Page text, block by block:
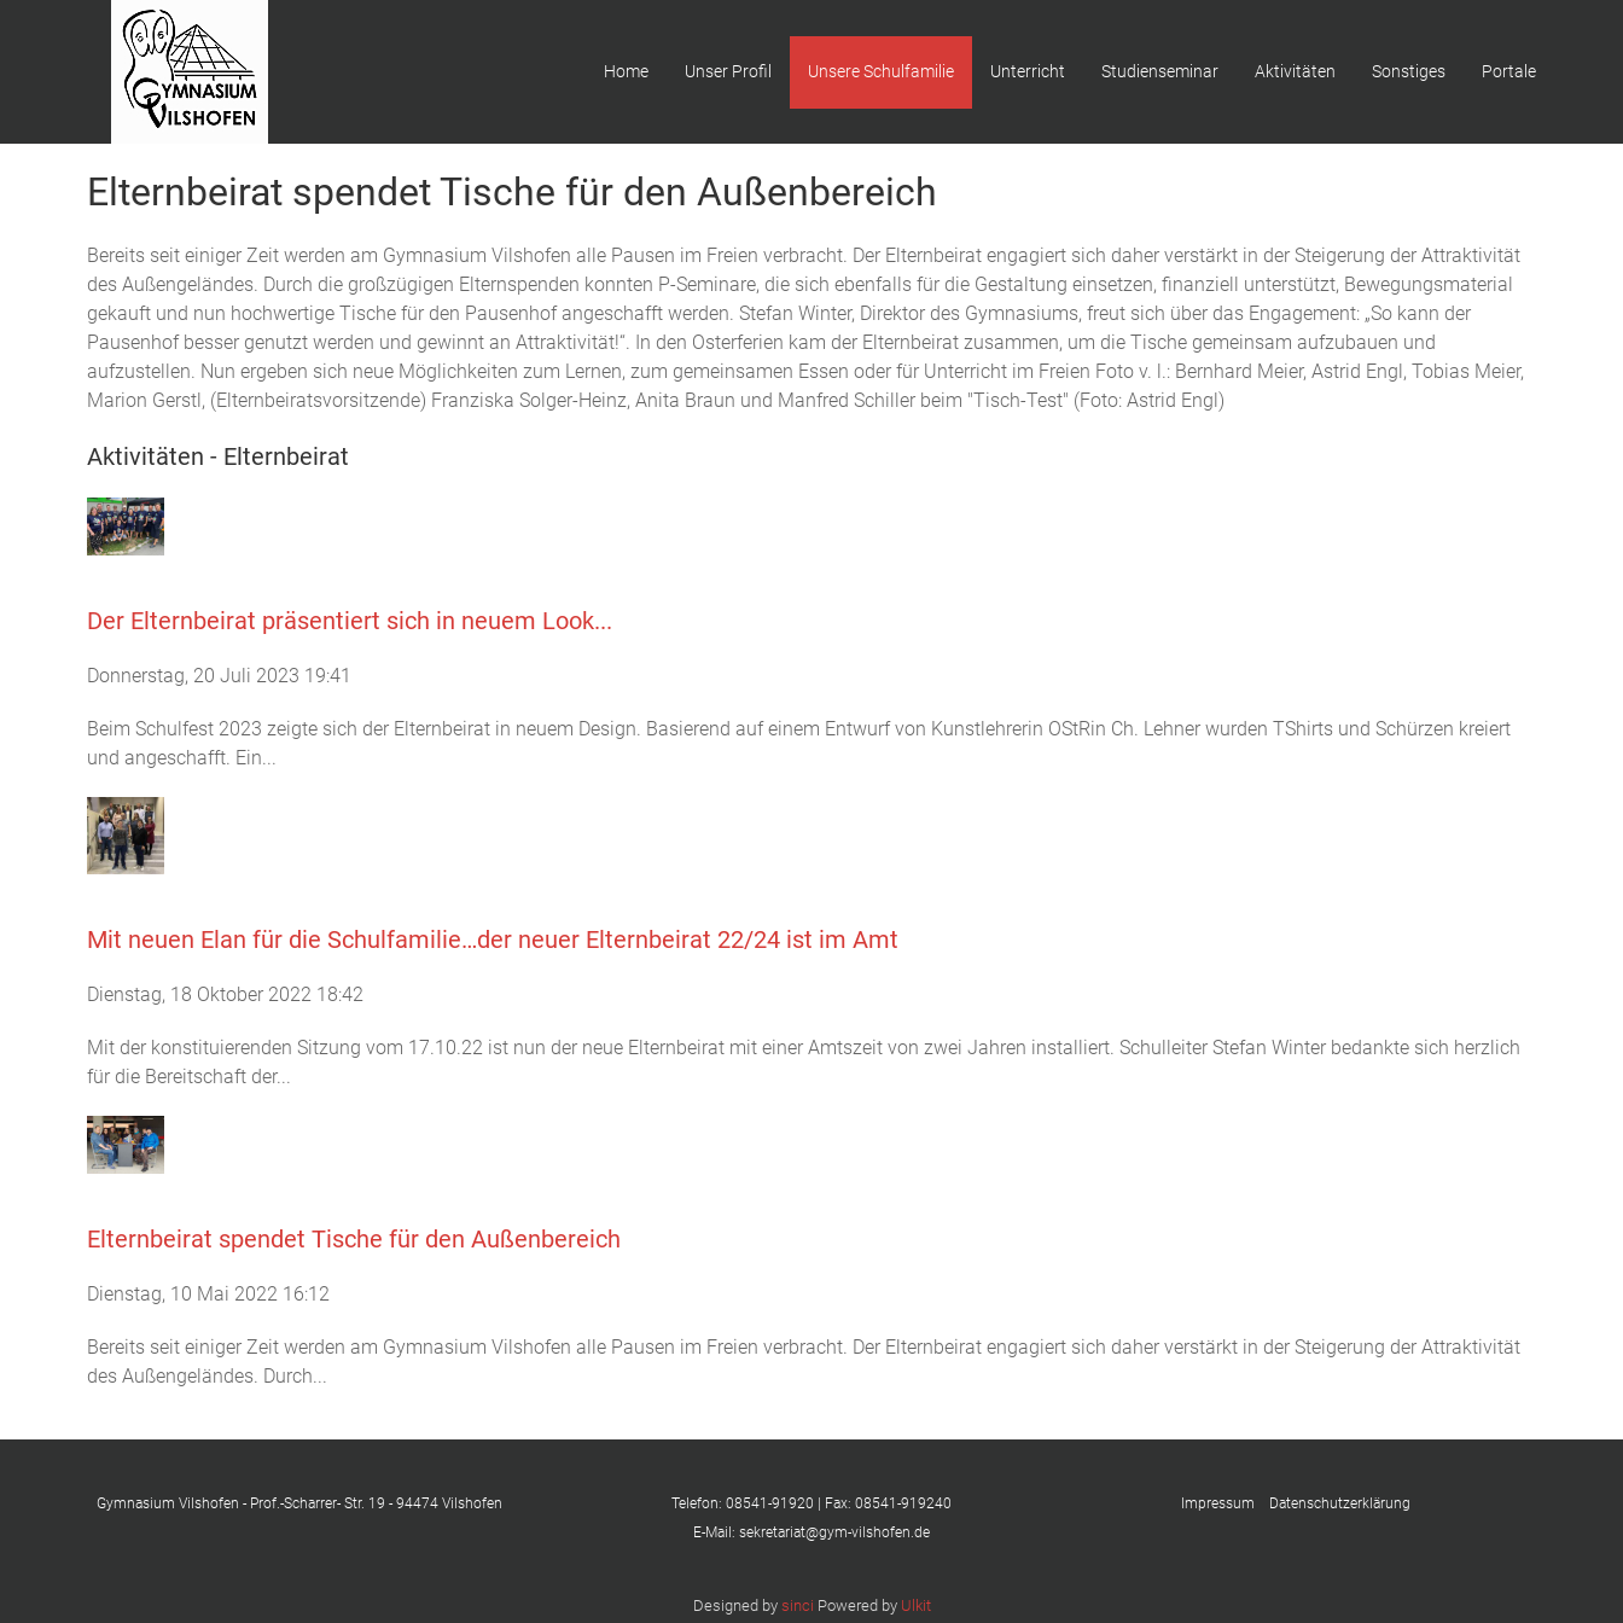
Home Unser Profil Unsere Schulfamilie Unterricht Studienseminar Aktivitäten Sonstiges Portale
Elternbeirat spendet Tische für den Außenbereich
Bereits seit einiger Zeit werden am Gymnasium Vilshofen alle Pausen im Freien verbracht. Der Elternbeirat engagiert sich daher verstärkt in der Steigerung der Attraktivität
des Außengeländes. Durch die großzügigen Elternspenden konnten P-Seminare, die sich ebenfalls für die Gestaltung einsetzen, finanziell unterstützt, Bewegungsmaterial
gekauft und nun hochwertige Tische für den Pausenhof angeschafft werden. Stefan Winter, Direktor des Gymnasiums, freut sich über das Engagement: „So kann der
Pausenhof besser genutzt werden und gewinnt an Attraktivität!“. In den Osterferien kam der Elternbeirat zusammen, um die Tische gemeinsam aufzubauen und
aufzustellen. Nun ergeben sich neue Möglichkeiten zum Lernen, zum gemeinsamen Essen oder für Unterricht im Freien Foto v. l.: Bernhard Meier, Astrid Engl, Tobias Meier,
Marion Gerstl, (Elternbeiratsvorsitzende) Franziska Solger-Heinz, Anita Braun und Manfred Schiller beim "Tisch-Test" (Foto: Astrid Engl)
Aktivitäten - Elternbeirat
Der Elternbeirat präsentiert sich in neuem Look...
Donnerstag, 20 Juli 2023 19:41
Beim Schulfest 2023 zeigte sich der Elternbeirat in neuem Design. Basierend auf einem Entwurf von Kunstlehrerin OStRin Ch. Lehner wurden TShirts und Schürzen kreiert
und angeschafft. Ein...
Mit neuen Elan für die Schulfamilie…der neuer Elternbeirat 22/24 ist im Amt
Dienstag, 18 Oktober 2022 18:42
Mit der konstituierenden Sitzung vom 17.10.22 ist nun der neue Elternbeirat mit einer Amtszeit von zwei Jahren installiert. Schulleiter Stefan Winter bedankte sich herzlich
für die Bereitschaft der...
Elternbeirat spendet Tische für den Außenbereich
Dienstag, 10 Mai 2022 16:12
Bereits seit einiger Zeit werden am Gymnasium Vilshofen alle Pausen im Freien verbracht. Der Elternbeirat engagiert sich daher verstärkt in der Steigerung der Attraktivität
des Außengeländes. Durch...
Gymnasium Vilshofen - Prof.-Scharrer- Str. 19 - 94474 Vilshofen
Telefon: 08541-91920 | Fax: 08541-919240
E-Mail: sekretariat@gym-vilshofen.de
Impressum Datenschutzerklärung
Designed by sinci Powered by Ulkit